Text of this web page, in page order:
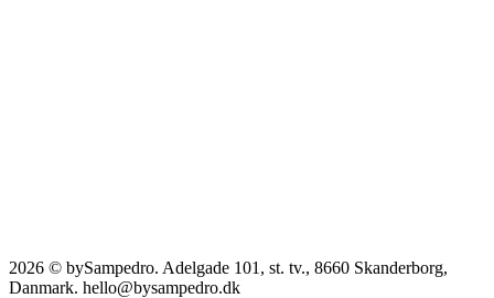
2026 © bySampedro. Adelgade 101, st. tv., 8660 Skanderborg,
Danmark. hello@bysampedro.dk